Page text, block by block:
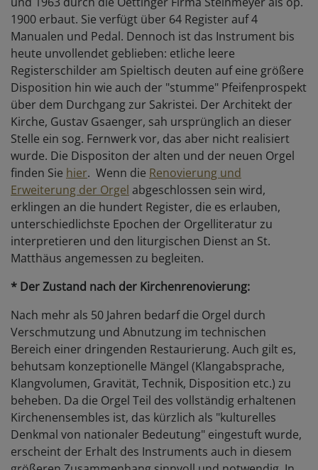
1900 erbaut. Sie verfügt über 64 Register auf 4
Manualen und Pedal. Dennoch ist das Instrument bis
heute unvollendet geblieben: etliche leere
Registerschilder am Spieltisch deuten auf eine größere
Disposition hin wie auch der "stumme" Pfeifenprospekt
über dem Durchgang zur Sakristei. Der Architekt der
Kirche, Gustav Gsaenger, sah ursprünglich an dieser
Stelle ein sog. Fernwerk vor, das aber nicht realisiert
wurde. Die Dispositon der alten und der neuen Orgel
finden Sie hier. Wenn die Renovierung und
Erweiterung der Orgel abgeschlossen sein wird,
erklingen an die hundert Register, die es erlauben,
unterschiedlichste Epochen der Orgelliteratur zu
interpretieren und den liturgischen Dienst an St.
Matthäus angemessen zu begleiten.
* Der Zustand nach der Kirchenrenovierung:
Nach mehr als 50 Jahren bedarf die Orgel durch
Verschmutzung und Abnutzung im technischen
Bereich einer dringenden Restaurierung. Auch gilt es,
behutsam konzeptionelle Mängel (Klangabsprache,
Klangvolumen, Gravität, Technik, Disposition etc.) zu
beheben. Da die Orgel Teil des vollständig erhaltenen
Kirchenensembles ist, das kürzlich als "kulturelles
Denkmal von nationaler Bedeutung" eingestuft wurde,
erscheint der Erhalt des Instruments auch in diesem